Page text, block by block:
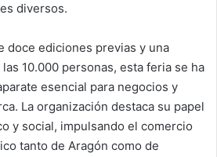
diversos.
doce ediciones previas y una
10.000 personas, esta feria se ha
esencial para negocios y
La organización destaca su papel
y social, impulsando el comercio
tanto de Aragón como de